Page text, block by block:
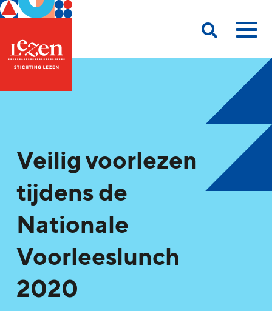
Veilig voorlezen
tijdens de
Nationale
Voorleeslunch
2020